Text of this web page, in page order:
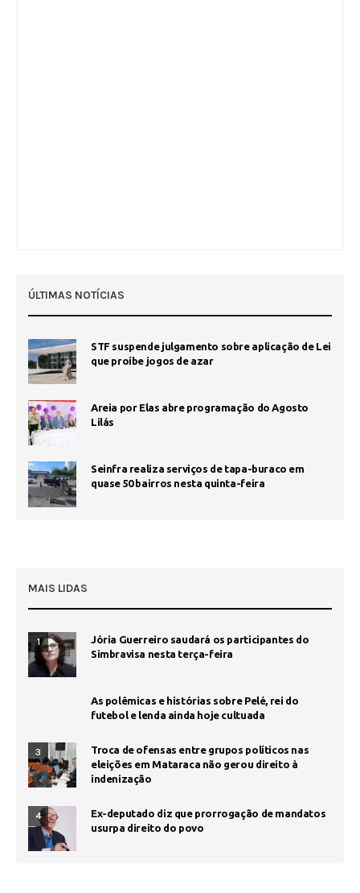
ÚLTIMAS NOTÍCIAS
STF suspende julgamento sobre aplicação de Lei
que proíbe jogos de azar
Areia por Elas abre programação do Agosto
Lilás
Seinfra realiza serviços de tapa-buraco em
quase 50 bairros nesta quinta-feira
MAIS LIDAS
1
Jória Guerreiro saudará os participantes do
Simbravisa nesta terça-feira
As polêmicas e histórias sobre Pelé, rei do
futebol e lenda ainda hoje cultuada
3
Troca de ofensas entre grupos políticos nas
eleições em Mataraca não gerou direito à
indenização
4
Ex-deputado diz que prorrogação de mandatos
usurpa direito do povo